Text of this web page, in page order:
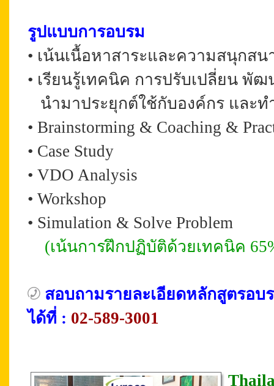
รูปแบบการอบรม
• เน้นเนื้อหาสาระและความสนุกส
• เรียนรู้เทคนิค การปรับเปลี่ยน พั
นำมาประยุกต์ใช้กับองค์กร และท
• Brainstorming & Coaching &
• Case Study
• VDO Analysis
• Workshop
• Simulation & Solve Problem
(เน้นการฝึกปฏิบัติด้วยเทคนิค
สอบถามรายละเอียดหลักสูตรอบ
ได้ที่ : 02-589-3001